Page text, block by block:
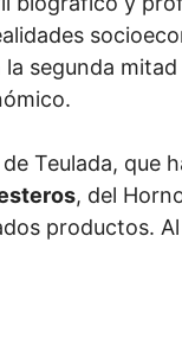
segunda
Teulada, que
, del
productos.